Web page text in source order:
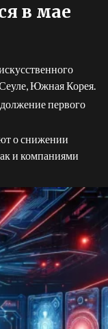
в мае
Южная Корея.
первого
о снижении
и компаниями